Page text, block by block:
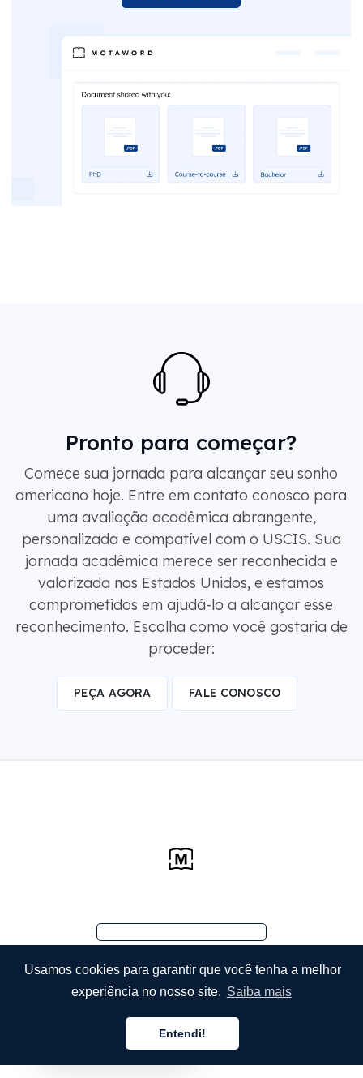
Usamos cookies para garantir que você tenha a melhor
experiência no nosso site. Saiba mais
Entendi!
Pronto para começar?
Comece sua jornada para alcançar seu sonho
americano hoje. Entre em contato conosco para
uma avaliação acadêmica abrangente,
personalizada e compatível com o USCIS. Sua
jornada acadêmica merece ser reconhecida e
valorizada nos Estados Unidos, e estamos
comprometidos em ajudá-lo a alcançar esse
reconhecimento. Escolha como você gostaria de
proceder:
PEÇA AGORA FALE CONOSCO
Português